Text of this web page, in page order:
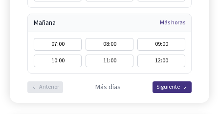
Mañana Más horas
07:00 08:00
09:00
10:00
11:00 12:00
Anterior Más días Siguiente